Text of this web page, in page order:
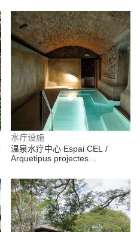
水疗设施
温泉水疗中心 Espai CEL /
Arquetipus projectes